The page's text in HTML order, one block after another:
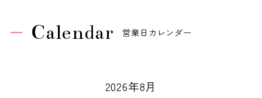
Calendar 営業日カレンダー
2026年8月